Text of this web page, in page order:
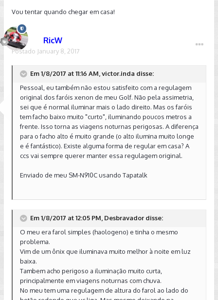
Vou tentar quando chegar em casa!
RicW
Postado January 8, 2017
Em 1/8/2017 at 11:16 AM, victor.inda disse:
Pessoal, eu também não estou satisfeito com a regulagem
original dos faróis xenon de meu Golf. Não pela assimetria,
sei que é normal iluminar mais o lado direito. Mas os faróis
tem facho baixo muito "curto", iluminando poucos metros a
frente. Isso torna as viagens noturnas perigosas. A diferença
para o facho alto é muito grande (o alto ilumina muito longe
e é fantástico). Existe alguma forma de regular em casa? A
ccs vai sempre querer manter essa regulagem original.
Enviado de meu SM-N910C usando Tapatalk
Em 1/8/2017 at 12:05 PM, Desbravador disse:
O meu era farol simples (haologeno) e tinha o mesmo
problema.
Vim de um ônix que iluminava muito melhor à noite em luz
baixa.
Tambem acho perigoso a iluminação muito curta,
principalmente em viagens noturnas com chuva.
No meu tem uma regulagem de altura do farol ao lado do